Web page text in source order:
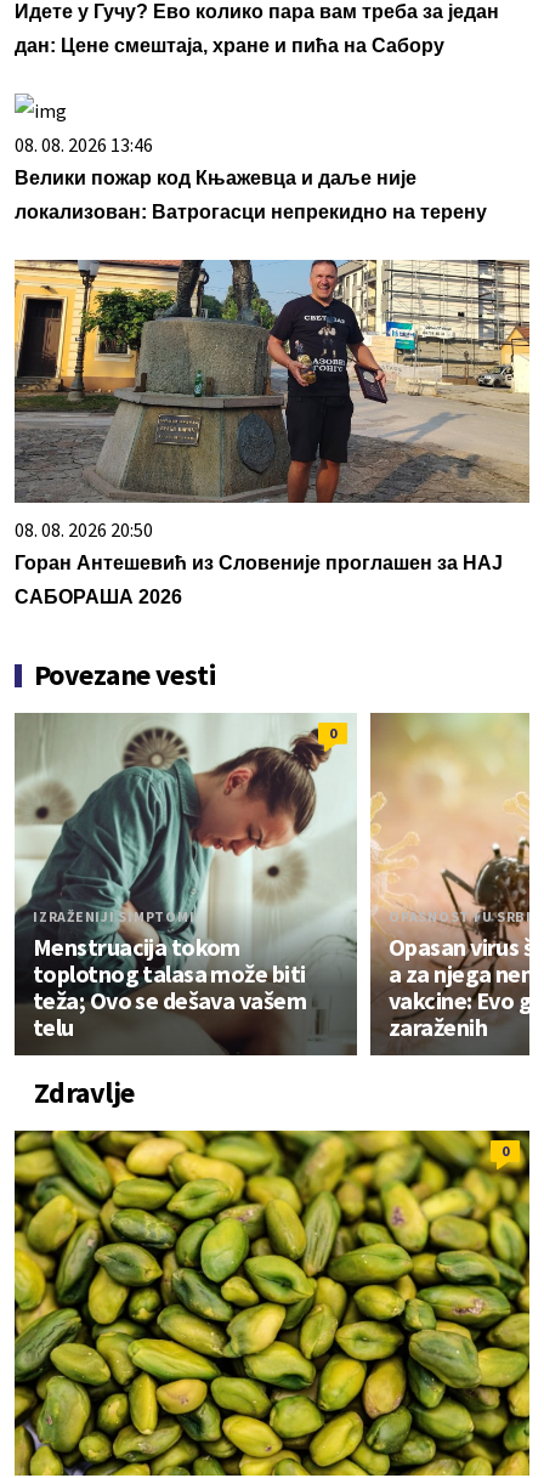
Идете у Гучу? Ево колико пара вам треба за један
дан: Цене смештаја, хране и пића на Сабору
08. 08. 2026 13:46
Велики пожар код Књажевца и даље није
локализован: Ватрогасци непрекидно на терену
08. 08. 2026 20:50
Горан Антешевић из Словеније проглашен за НАЈ
САБОРАША 2026
Povezane vesti
0
IZRAŽENIJI SIMPTOMI
Menstruacija tokom
toplotnog talasa može biti
teža; Ovo se dešava vašem
telu
OPASNOST I U
Opasan virus
a za njega
vakcine: Evo
zaraženih
Zdravlje
0